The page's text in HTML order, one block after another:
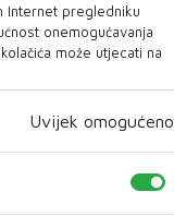
KONCERTU:
raspoloženje i
Internet pregledniku
onemogućavanja
može utjecati na
Uvijek omogućeno